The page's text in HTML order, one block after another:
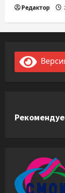
Редактор